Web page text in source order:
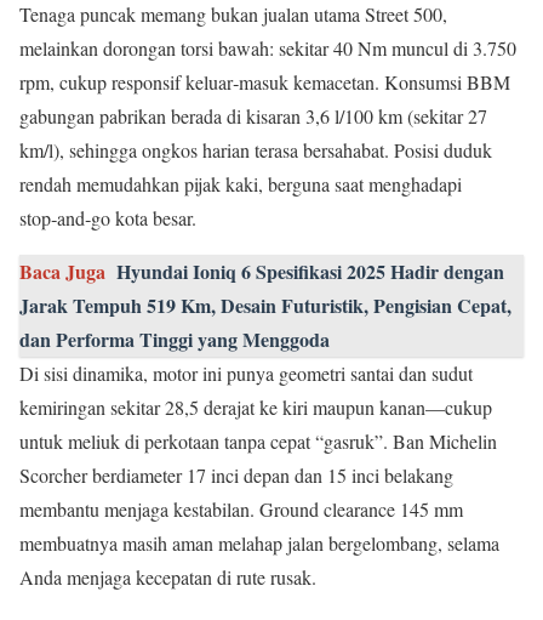
Tenaga puncak memang bukan jualan utama Street 500,
melainkan dorongan torsi bawah: sekitar 40 Nm muncul di 3.750
rpm, cukup responsif keluar‑masuk kemacetan. Konsumsi BBM
gabungan pabrikan berada di kisaran 3,6 l/100 km (sekitar 27
km/l), sehingga ongkos harian terasa bersahabat. Posisi duduk
rendah memudahkan pijak kaki, berguna saat menghadapi
stop‑and‑go kota besar.
Baca Juga Hyundai Ioniq 6 Spesifikasi 2025 Hadir dengan
Jarak Tempuh 519 Km, Desain Futuristik, Pengisian Cepat,
dan Performa Tinggi yang Menggoda
Di sisi dinamika, motor ini punya geometri santai dan sudut
kemiringan sekitar 28,5 derajat ke kiri maupun kanan—cukup
untuk meliuk di perkotaan tanpa cepat “gasruk”. Ban Michelin
Scorcher berdiameter 17 inci depan dan 15 inci belakang
membantu menjaga kestabilan. Ground clearance 145 mm
membuatnya masih aman melahap jalan bergelombang, selama
Anda menjaga kecepatan di rute rusak.